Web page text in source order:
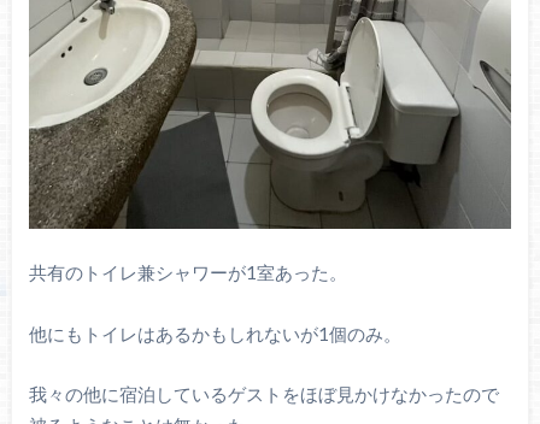
共有のトイレ兼シャワーが1室あった。
他にもトイレはあるかもしれないが1個のみ。
我々の他に宿泊しているゲストをほぼ見かけなかったので